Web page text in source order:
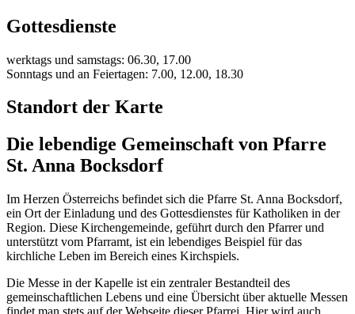
Gottesdienste
werktags und samstags: 06.30, 17.00
Sonntags und an Feiertagen: 7.00, 12.00, 18.30
Standort der Karte
Die lebendige Gemeinschaft von Pfarre
St. Anna Bocksdorf
Im Herzen Österreichs befindet sich die Pfarre St. Anna Bocksdorf,
ein Ort der Einladung und des Gottesdienstes für Katholiken in der
Region. Diese Kirchengemeinde, geführt durch den Pfarrer und
unterstützt vom Pfarramt, ist ein lebendiges Beispiel für das
kirchliche Leben im Bereich eines Kirchspiels.
Die Messe in der Kapelle ist ein zentraler Bestandteil des
gemeinschaftlichen Lebens und eine Übersicht über aktuelle Messen